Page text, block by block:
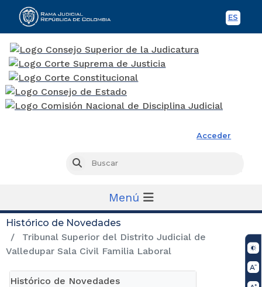
ES
Acceder
Buscar
Menú
Histórico de Novedades
Tribunal Superior del Distrito Judicial de
Valledupar Sala Civil Familia Laboral
Histórico de Novedades